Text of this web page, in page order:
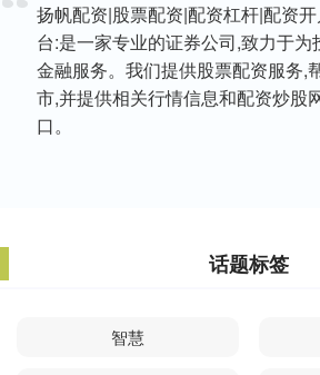
扬帆配资|股票配资|配资杠杆|配资
台:是一家专业的证券公司,致力于为
金融服务。我们提供股票配资服务,
市,并提供相关行情信息和配资炒股
口。
话题标签
智慧